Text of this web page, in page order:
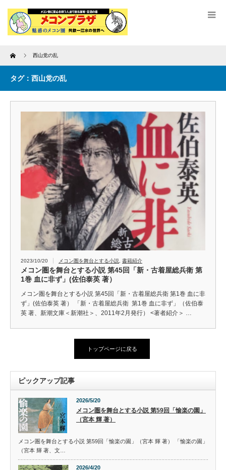
Home 西山党の乱
タグ：西山党の乱
2023/10/20 メコン圏を舞台とする小説 書籍紹介
メコン圏を舞台とする小説 第45回「新・古着屋総兵衛 第
1巻 血に非ず」(佐伯泰英 著）
メコン圏を舞台とする小説 第45回「新・古着屋総兵衛 第1巻 血に非
ず」(佐伯泰英 著） 「新・古着屋総兵衛 第1巻 血に非ず」（佐伯泰
英 著、新潮文庫＜新潮社＞、2011年2月発行） <著者紹介＞ …
トップページに戻る
ピックアップ記事
2026/5/20
メコン圏を舞台とする小説 第59回「愉楽の園」
（宮本 輝 著）
メコン圏を舞台とする小説 第59回「愉楽の園」（宮本 輝 著） 「愉楽の園」
（宮本 輝 著、文…
2026/4/20